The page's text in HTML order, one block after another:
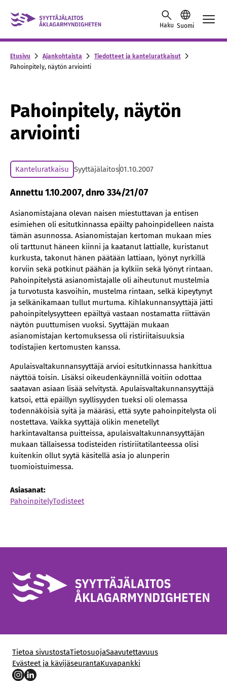
Skip to content -saavutettavuusohje
Haku Suomi
Etusivu Ajankohtaista
Tiedotteet ja kanteluratkaisut
Pahoinpitely, näytön arviointi
Pahoinpitely, näytön
arviointi
Kanteluratkaisu Syyttäjälaitos01.10.2007
Annettu 1.10.2007, dnro 334/21/07
Asianomistajana olevan naisen miestuttavan ja entisen
esimiehen oli esitutkinnassa epäilty pahoinpidelleen naista
tämän asunnossa. Asianomistajan kertoman mukaan mies
oli tarttunut häneen kiinni ja kaatanut lattialle, kuristanut
kurkusta, takonut hänen päätään lattiaan, lyönyt nyrkillä
korviin sekä potkinut päähän ja kylkiin sekä lyönyt rintaan.
Pahoinpitelystä asianomistajalle oli aiheutunut mustelmia
ja turvotusta kasvoihin, mustelma rintaan, selkä kipeytynyt
ja selkänikamaan tullut murtuma. Kihlakunnansyyttäjä jätti
pahoinpitelysyytteen epäiltyä vastaan nostamatta riittävän
näytön puuttumisen vuoksi. Syyttäjän mukaan
asianomistajan kertomuksessa oli ristiriitaisuuksia
todistajien kertomusten kanssa.
Apulaisvaltakunnansyyttäjä arvioi esitutkinnassa hankittua
näyttöä toisin. Lisäksi oikeudenkäynnillä voitiin odottaa
saatavan asiaan lisää selvitystä. Apulaisvaltakunnansyyttäjä
katsoi, että epäillyn syyllisyyden tueksi oli olemassa
todennäköisiä syitä ja määräsi, että syyte pahoinpitelysta oli
nostettava. Vaikka syyttäjä olikin menetellyt
harkintavaltansa puitteissa, apulaisvaltakunnansyyttäjän
mukaan tällaisessa todisteiden ristiriitatilanteessa olisi
kuitenkin ollut syytä käsitellä asia jo alunperin
tuomioistuimessa.
Asiasanat:
PahoinpitelyTodisteet
Tietoa sivustostaTietosuojaSaavutettavuus
Evästeet ja kävijäseurantaKuvapankki